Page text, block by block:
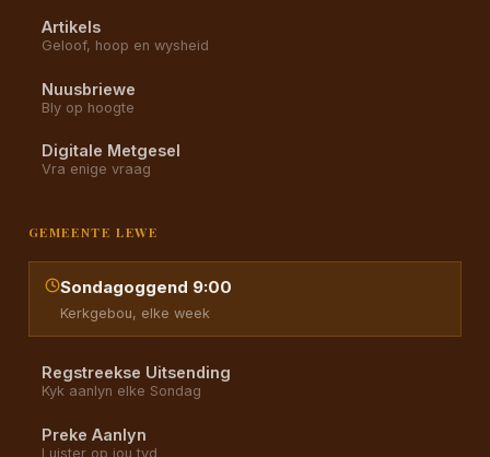
Artikels
Geloof, hoop en wysheid
Nuusbriewe
Bly op hoogte
Digitale Metgesel
Vra enige vraag
GEMEENTE LEWE
Sondagoggend 9:00
Kerkgebou, elke week
Regstreekse Uitsending
Kyk aanlyn elke Sondag
Preke Aanlyn
Luister op jou tyd